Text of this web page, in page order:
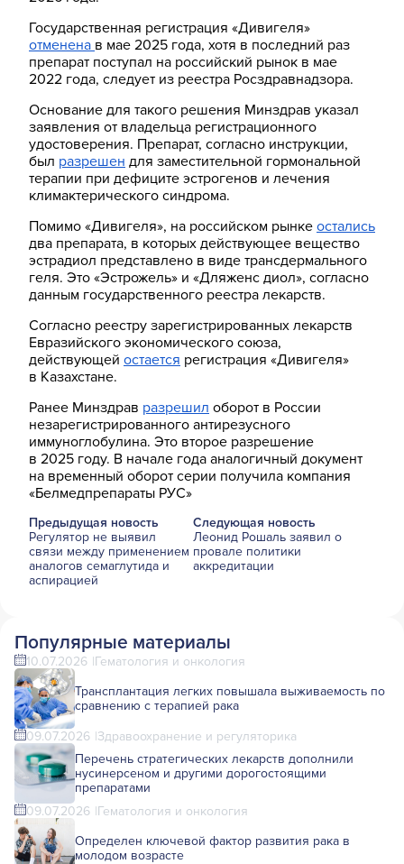
Государственная регистрация «Дивигеля»
отменена в мае 2025 года, хотя в последний раз
препарат поступал на российский рынок в мае
2022 года, следует из реестра Росздравнадзора.
Основание для такого решения Минздрав указал
заявления от владельца регистрационного
удостоверения. Препарат, согласно инструкции,
был разрешен для заместительной гормональной
терапии при дефиците эстрогенов и лечения
климактерического синдрома.
Помимо «Дивигеля», на российском рынке остались
два препарата, в которых действующее вещество
эстрадиол представлено в виде трансдермального
геля. Это «Эстрожель» и «Дляженс диол», согласно
данным государственного реестра лекарств.
Согласно реестру зарегистрированных лекарств
Евразийского экономического союза,
действующей остается регистрация «Дивигеля»
в Казахстане.
Ранее Минздрав разрешил оборот в России
незарегистрированного антирезусного
иммуноглобулина. Это второе разрешение
в 2025 году. В начале года аналогичный документ
на временный оборот серии получила компания
«Белмедпрепараты РУС»
Предыдущая новость
Регулятор не выявил
связи между применением
аналогов семаглутида и
аспирацией
Следующая новость
Леонид Рошаль заявил о
провале политики
аккредитации
Популярные материалы
10.07.2026 Гематология и онкология
Трансплантация легких повышала выживаемость по
сравнению с терапией рака
09.07.2026 Здравоохранение и регуляторика
Перечень стратегических лекарств дополнили
нусинерсеном и другими дорогостоящими
препаратами
09.07.2026 Гематология и онкология
Определен ключевой фактор развития рака в
молодом возрасте